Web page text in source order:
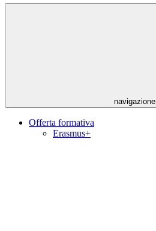
navigazione
Offerta formativa
Erasmus+